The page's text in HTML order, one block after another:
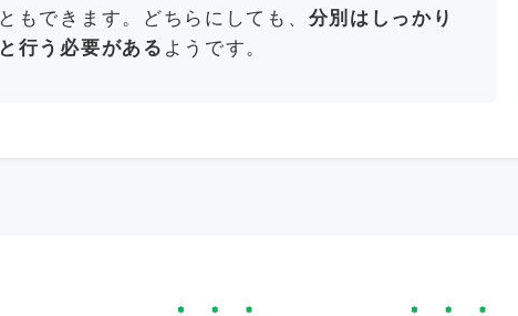
ともできます。どちらにしても、 分別はしっかり
と行う必要がある ようです。